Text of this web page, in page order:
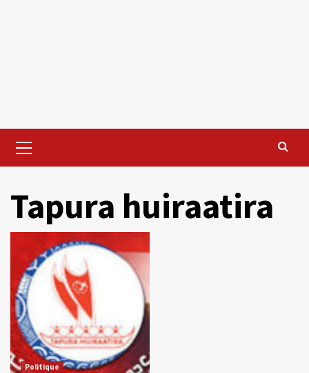
Menu
Tapura huiraatira
Politique